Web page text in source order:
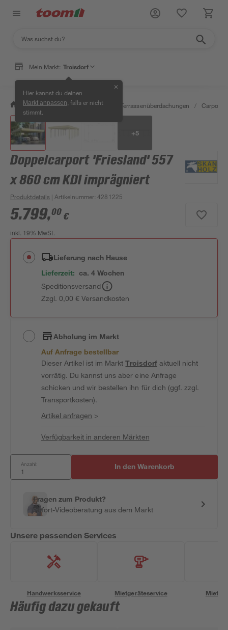
Mein Markt: Troisdorf
Hier kannst du deinen
Markt anpassen , falls er nicht
stimmt.
✕
/ Garten & Freizeit / Carports & Terrassenüberdachungen / Carports
+5
Doppelcarport 'Friesland' 557
x 860 cm KDI imprägniert
Produktdetails | Artikelnummer:4281225
5.799,00 €
inkl. 19% MwSt.
Lieferung nach Hause
Lieferzeit: ca. 4 Wochen
Speditionsversand
Zzgl. 0,00 € Versandkosten
Abholung im Markt
Auf Anfrage bestellbar
Dieser Artikel ist im MarktTroisdorfaktuell nicht
vorrätig. Du kannst uns aber eine Anfrage
schicken und wir bestellen ihn für dich (ggf. zzgl.
Transportkosten).
Artikel anfragen >
Verfügbarkeit in anderen Märkten
Anzahl: In den Warenkorb
Fragen zum Produkt?
Sofort-Videoberatung aus dem Markt
Unsere passenden Services
Handwerksservice Mietgeräteservice
Häufig dazu gekauft